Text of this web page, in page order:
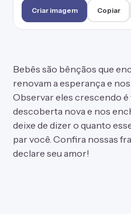
Criar imagem Copiar
Bebês são bênçãos que
renovam a esperança e
Observar eles crescendo é
descoberta nova e nos
deixe de dizer o quanto
par você. Confira nossas
declare seu amor!